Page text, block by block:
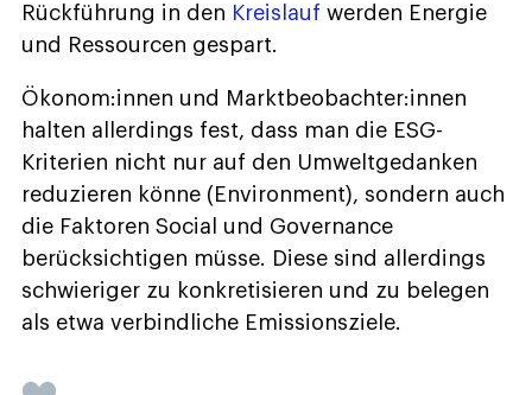
Rückführung in den Kreislauf werden Energie
und Ressourcen gespart.
Ökonom:innen und Marktbeobachter:innen
halten allerdings fest, dass man die ESG-
Kriterien nicht nur auf den Umweltgedanken
reduzieren könne (Environment), sondern auch
die Faktoren Social und Governance
berücksichtigen müsse. Diese sind allerdings
schwieriger zu konkretisieren und zu belegen
als etwa verbindliche Emissionsziele.